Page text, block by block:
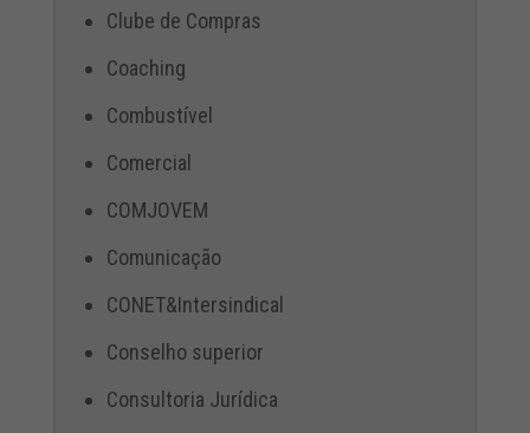
Clube de Compras
Coaching
Combustível
Comercial
COMJOVEM
Comunicação
CONET&Intersindical
Conselho superior
Consultoria Jurídica